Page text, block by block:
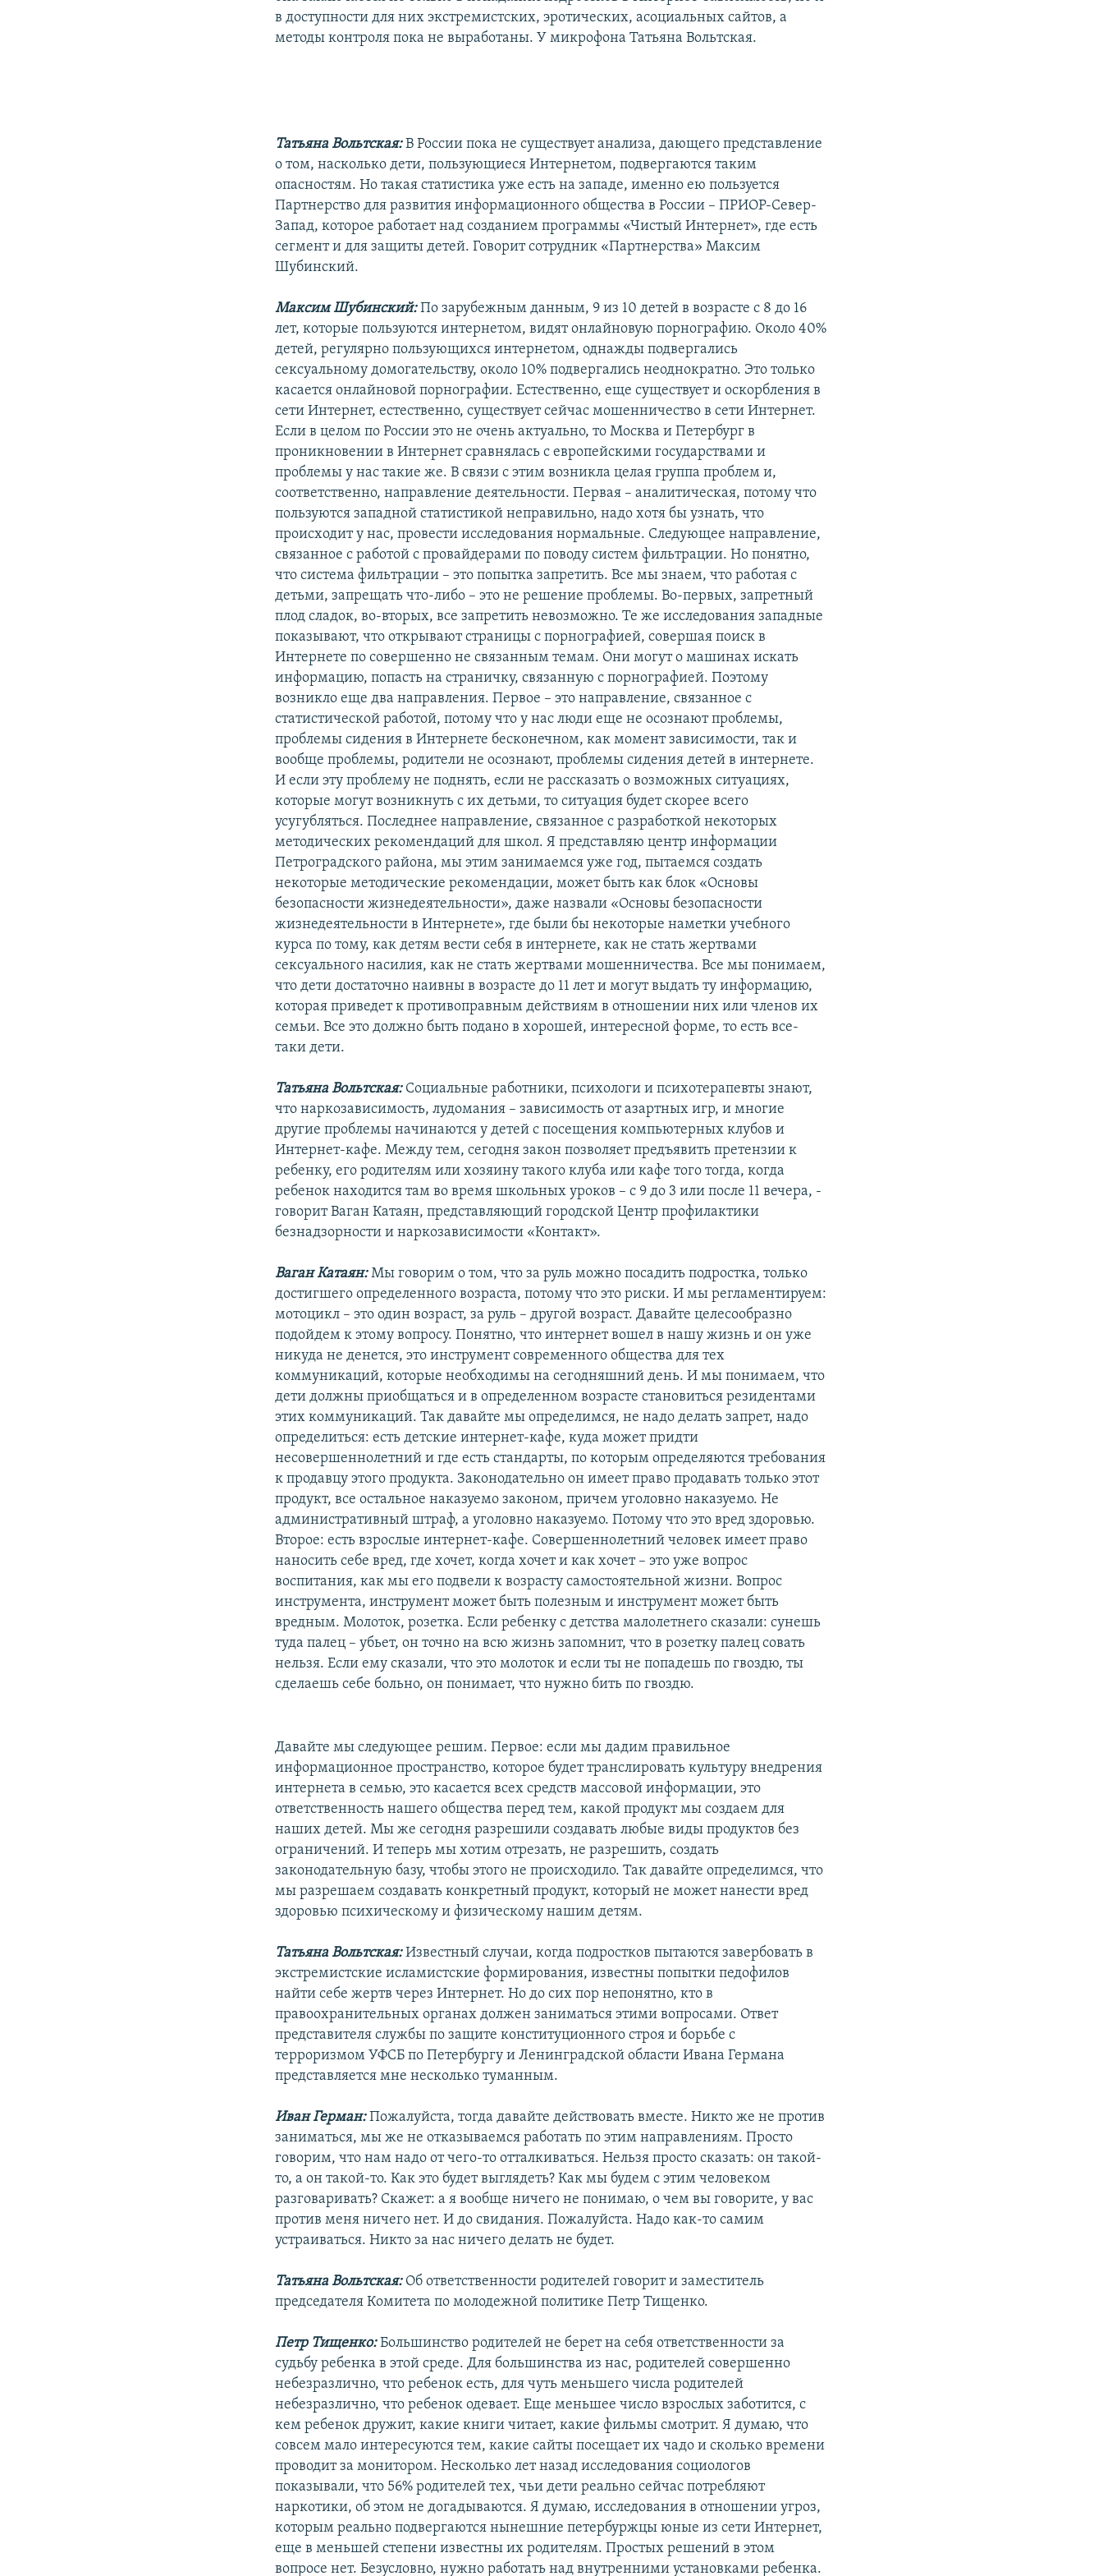
в доступности для них экстремистских, эротических, асоциальных сайтов, а
методы контроля пока не выработаны. У микрофона Татьяна Вольтская.
Татьяна Вольтская:В России пока не существует анализа, дающего представление
о том, насколько дети, пользующиеся Интернетом, подвергаются таким
опасностям. Но такая статистика уже есть на западе, именно ею пользуется
Партнерство для развития информационного общества в России – ПРИОР-Север-
Запад, которое работает над созданием программы «Чистый Интернет», где есть
сегмент и для защиты детей. Говорит сотрудник «Партнерства» Максим
Шубинский.
Максим Шубинский: По зарубежным данным, 9 из 10 детей в возрасте с 8 до 16
лет, которые пользуются интернетом, видят онлайновую порнографию. Около 40%
детей, регулярно пользующихся интернетом, однажды подвергались
сексуальному домогательству, около 10% подвергались неоднократно. Это только
касается онлайновой порнографии. Естественно, еще существует и оскорбления в
сети Интернет, естественно, существует сейчас мошенничество в сети Интернет.
Если в целом по России это не очень актуально, то Москва и Петербург в
проникновении в Интернет сравнялась с европейскими государствами и
проблемы у нас такие же. В связи с этим возникла целая группа проблем и,
соответственно, направление деятельности. Первая – аналитическая, потому что
пользуются западной статистикой неправильно, надо хотя бы узнать, что
происходит у нас, провести исследования нормальные. Следующее направление,
связанное с работой с провайдерами по поводу систем фильтрации. Но понятно,
что система фильтрации – это попытка запретить. Все мы знаем, что работая с
детьми, запрещать что-либо – это не решение проблемы. Во-первых, запретный
плод сладок, во-вторых, все запретить невозможно. Те же исследования западные
показывают, что открывают страницы с порнографией, совершая поиск в
Интернете по совершенно не связанным темам. Они могут о машинах искать
информацию, попасть на страничку, связанную с порнографией. Поэтому
возникло еще два направления. Первое – это направление, связанное с
статистической работой, потому что у нас люди еще не осознают проблемы,
проблемы сидения в Интернете бесконечном, как момент зависимости, так и
вообще проблемы, родители не осознают, проблемы сидения детей в интернете.
И если эту проблему не поднять, если не рассказать о возможных ситуациях,
которые могут возникнуть с их детьми, то ситуация будет скорее всего
усугубляться. Последнее направление, связанное с разработкой некоторых
методических рекомендаций для школ. Я представляю центр информации
Петроградского района, мы этим занимаемся уже год, пытаемся создать
некоторые методические рекомендации, может быть как блок «Основы
безопасности жизнедеятельности», даже назвали «Основы безопасности
жизнедеятельности в Интернете», где были бы некоторые наметки учебного
курса по тому, как детям вести себя в интернете, как не стать жертвами
сексуального насилия, как не стать жертвами мошенничества. Все мы понимаем,
что дети достаточно наивны в возрасте до 11 лет и могут выдать ту информацию,
которая приведет к противоправным действиям в отношении них или членов их
семьи. Все это должно быть подано в хорошей, интересной форме, то есть все-
таки дети.
Татьяна Вольтская:Социальные работники, психологи и психотерапевты знают,
что наркозависимость, лудомания – зависимость от азартных игр, и многие
другие проблемы начинаются у детей с посещения компьютерных клубов и
Интернет-кафе. Между тем, сегодня закон позволяет предъявить претензии к
ребенку, его родителям или хозяину такого клуба или кафе того тогда, когда
ребенок находится там во время школьных уроков – с 9 до 3 или после 11 вечера, -
говорит Ваган Катаян, представляющий городской Центр профилактики
безнадзорности и наркозависимости «Контакт».
Ваган Катаян:Мы говорим о том, что за руль можно посадить подростка, только
достигшего определенного возраста, потому что это риски. И мы регламентируем:
мотоцикл – это один возраст, за руль – другой возраст. Давайте целесообразно
подойдем к этому вопросу. Понятно, что интернет вошел в нашу жизнь и он уже
никуда не денется, это инструмент современного общества для тех
коммуникаций, которые необходимы на сегодняшний день. И мы понимаем, что
дети должны приобщаться и в определенном возрасте становиться резидентами
этих коммуникаций. Так давайте мы определимся, не надо делать запрет, надо
определиться: есть детские интернет-кафе, куда может придти
несовершеннолетний и где есть стандарты, по которым определяются требования
к продавцу этого продукта. Законодательно он имеет право продавать только этот
продукт, все остальное наказуемо законом, причем уголовно наказуемо. Не
административный штраф, а уголовно наказуемо. Потому что это вред здоровью.
Второе: есть взрослые интернет-кафе. Совершеннолетний человек имеет право
наносить себе вред, где хочет, когда хочет и как хочет – это уже вопрос
воспитания, как мы его подвели к возрасту самостоятельной жизни. Вопрос
инструмента, инструмент может быть полезным и инструмент может быть
вредным. Молоток, розетка. Если ребенку с детства малолетнего сказали: сунешь
туда палец – убьет, он точно на всю жизнь запомнит, что в розетку палец совать
нельзя. Если ему сказали, что это молоток и если ты не попадешь по гвоздю, ты
сделаешь себе больно, он понимает, что нужно бить по гвоздю.
Давайте мы следующее решим. Первое: если мы дадим правильное
информационное пространство, которое будет транслировать культуру внедрения
интернета в семью, это касается всех средств массовой информации, это
ответственность нашего общества перед тем, какой продукт мы создаем для
наших детей. Мы же сегодня разрешили создавать любые виды продуктов без
ограничений. И теперь мы хотим отрезать, не разрешить, создать
законодательную базу, чтобы этого не происходило. Так давайте определимся, что
мы разрешаем создавать конкретный продукт, который не может нанести вред
здоровью психическому и физическому нашим детям.
Татьяна Вольтская:Известный случаи, когда подростков пытаются завербовать в
экстремистские исламистские формирования, известны попытки педофилов
найти себе жертв через Интернет. Но до сих пор непонятно, кто в
правоохранительных органах должен заниматься этими вопросами. Ответ
представителя службы по защите конституционного строя и борьбе с
терроризмом УФСБ по Петербургу и Ленинградской области Ивана Германа
представляется мне несколько туманным.
Иван Герман:Пожалуйста, тогда давайте действовать вместе. Никто же не против
заниматься, мы же не отказываемся работать по этим направлениям. Просто
говорим, что нам надо от чего-то отталкиваться. Нельзя просто сказать: он такой-
то, а он такой-то. Как это будет выглядеть? Как мы будем с этим человеком
разговаривать? Скажет: а я вообще ничего не понимаю, о чем вы говорите, у вас
против меня ничего нет. И до свидания. Пожалуйста. Надо как-то самим
устраиваться. Никто за нас ничего делать не будет.
Татьяна Вольтская:Об ответственности родителей говорит и заместитель
председателя Комитета по молодежной политике Петр Тищенко.
Петр Тищенко:Большинство родителей не берет на себя ответственности за
судьбу ребенка в этой среде. Для большинства из нас, родителей совершенно
небезразлично, что ребенок есть, для чуть меньшего числа родителей
небезразлично, что ребенок одевает. Еще меньшее число взрослых заботится, с
кем ребенок дружит, какие книги читает, какие фильмы смотрит. Я думаю, что
совсем мало интересуются тем, какие сайты посещает их чадо и сколько времени
проводит за монитором. Несколько лет назад исследования социологов
показывали, что 56% родителей тех, чьи дети реально сейчас потребляют
наркотики, об этом не догадываются. Я думаю, исследования в отношении угроз,
которым реально подвергаются нынешние петербуржцы юные из сети Интернет,
еще в меньшей степени известны их родителям. Простых решений в этом
вопросе нет. Безусловно, нужно работать над внутренними установками ребенка.